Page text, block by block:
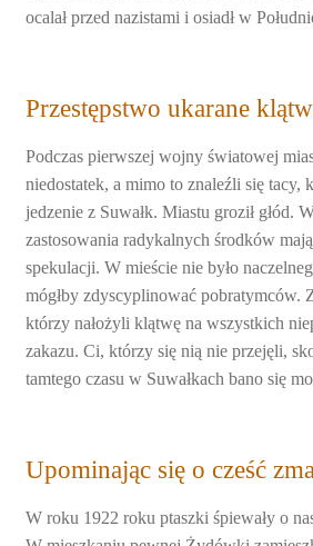
ocalał przed nazistami i osiadł w
Przestępstwo ukarane
Podczas pierwszej wojny światowej
niedostatek, a mimo to znaleźli się
jedzenie z Suwałk. Miastu groził głód.
zastosowania radykalnych środków
spekulacji. W mieście nie było
mógłby zdyscyplinować pobratymców.
którzy nałożyli klątwę na wszystkich
zakazu. Ci, którzy się nią nie przejęli,
tamtego czasu w Suwałkach bano się
Upominając się o cześć
W roku 1922 roku ptaszki śpiewały o